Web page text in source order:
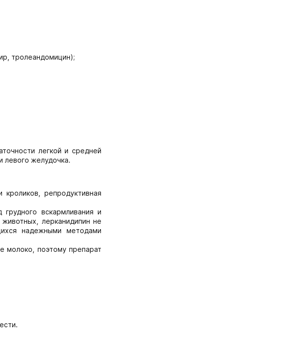
тролеандомицин);
легкой и средней
левого желудочка.
репродуктивная
вскармливания и
лерканидипин не
надежными методами
молоко, поэтому препарат